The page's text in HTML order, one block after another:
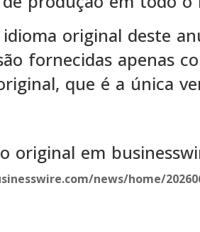
original deste
fornecidas apenas
que é a única
original em
news/home/